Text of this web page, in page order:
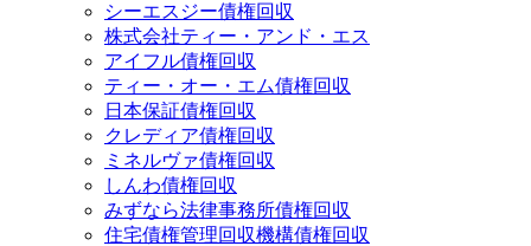
シーエスジー債権回収
株式会社ティー・アンド・エス
アイフル債権回収
ティー・オー・エム債権回収
日本保証債権回収
クレディア債権回収
ミネルヴァ債権回収
しんわ債権回収
みずなら法律事務所債権回収
住宅債権管理回収機構債権回収